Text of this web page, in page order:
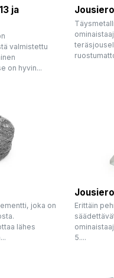
ja
valmistettu
on hyvin...
joka on
lähes
Erittäin
5....